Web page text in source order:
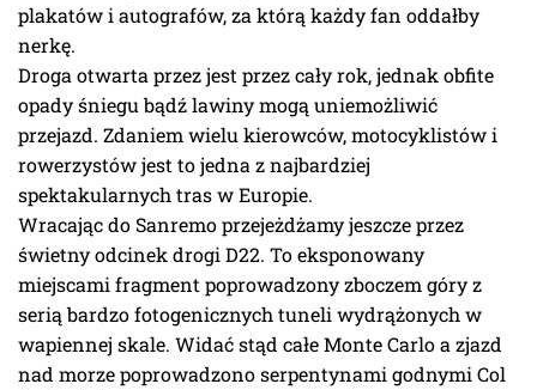
plakatów i autografów, za którą każdy fan oddałby
nerkę.
Droga otwarta przez jest przez cały rok, jednak obfite
opady śniegu bądź lawiny mogą uniemożliwić
przejazd. Zdaniem wielu kierowców, motocyklistów i
rowerzystów jest to jedna z najbardziej
spektakularnych tras w Europie.
Wracając do Sanremo przejeżdżamy jeszcze przez
świetny odcinek drogi D22. To eksponowany
miejscami fragment poprowadzony zboczem góry z
serią bardzo fotogenicznych tuneli wydrążonych w
wapiennej skale. Widać stąd całe Monte Carlo a zjazd
nad morze poprowadzono serpentynami godnymi Col